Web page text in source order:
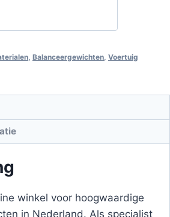
, Balanceergewichten, Voertuig
winkel voor hoogwaardige
in Nederland. Als specialist